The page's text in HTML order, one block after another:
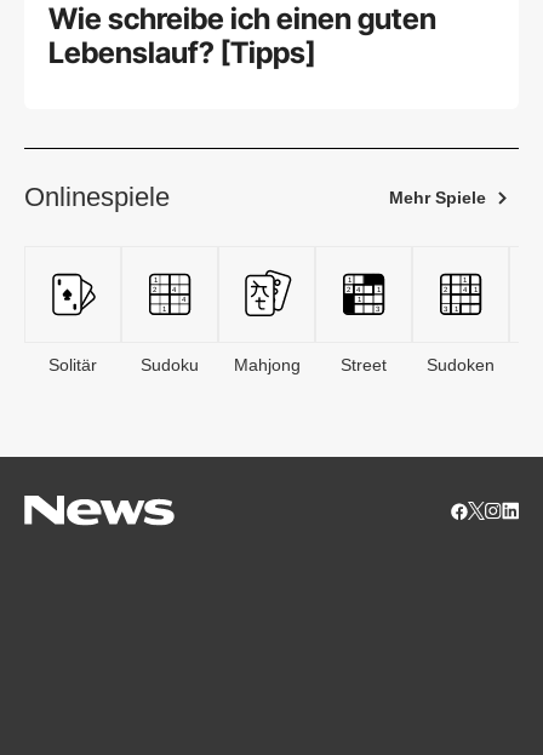
Wie schreibe ich einen guten
Lebenslauf? [Tipps]
Onlinespiele Mehr Spiele
Solitär Sudoku Mahjong Street Sudoken